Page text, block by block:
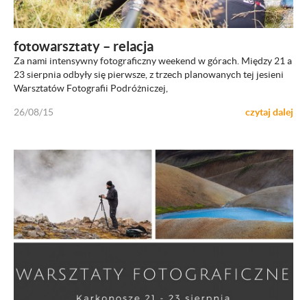
fotowarsztaty – relacja
Za nami intensywny fotograficzny weekend w górach. Między 21 a
23 sierpnia odbyły się pierwsze, z trzech planowanych tej jesieni
Warsztatów Fotografii Podróżniczej,
26/08/15 czytaj dalej
ZOBACZ